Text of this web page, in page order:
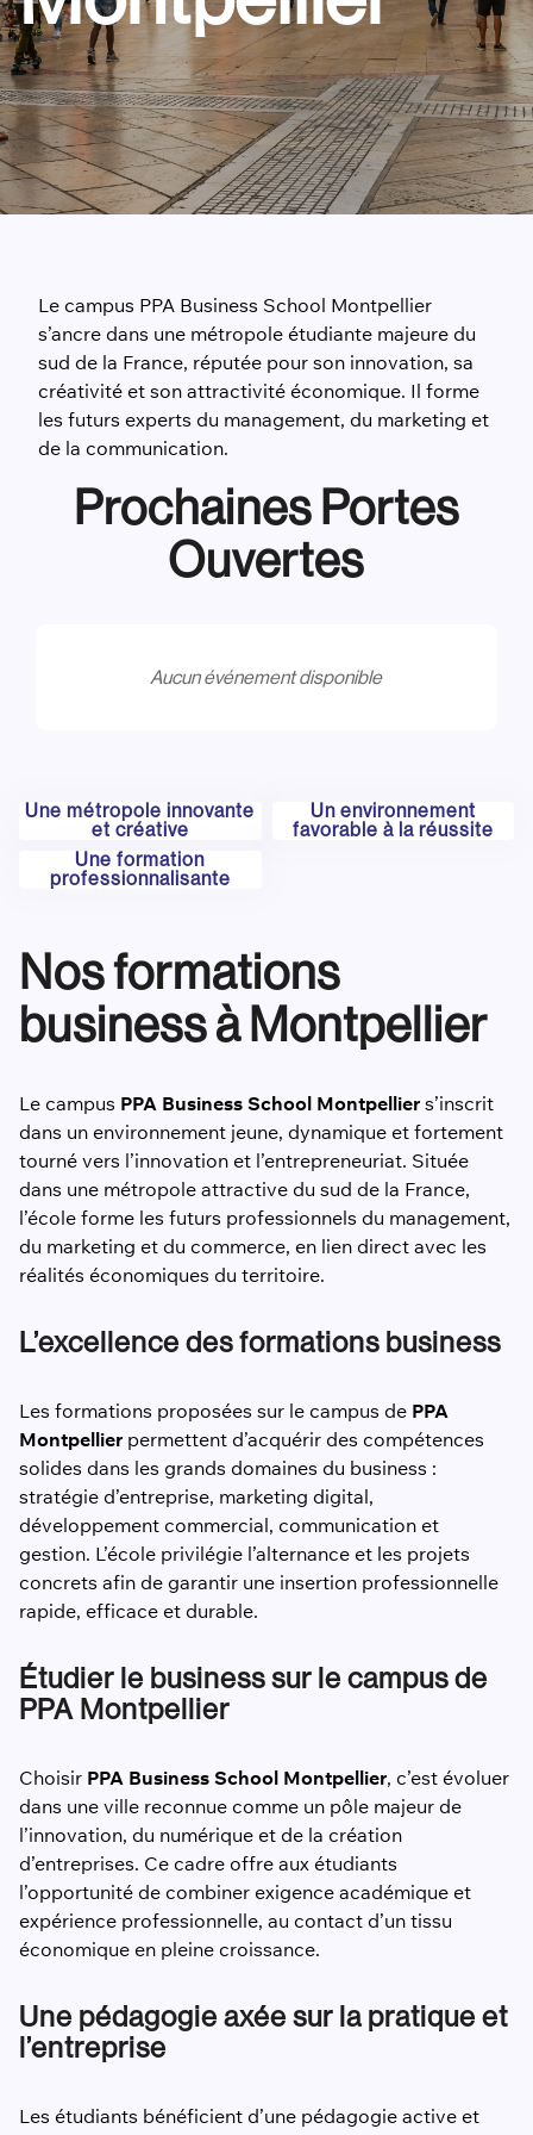
Le campus PPA Business School Montpellier
s’ancre dans une métropole étudiante majeure du
sud de la France, réputée pour son innovation, sa
créativité et son attractivité économique. Il forme
les futurs experts du management, du marketing et
de la communication.
Prochaines Portes
Ouvertes
Aucun événement disponible
Une métropole innovante
et créative
Un environnement
favorable à la réussite
Une formation
professionnalisante
Nos formations
business à Montpellier
Le campus PPA Business School Montpellier s’inscrit
dans un environnement jeune, dynamique et fortement
tourné vers l’innovation et l’entrepreneuriat. Située
dans une métropole attractive du sud de la France,
l’école forme les futurs professionnels du management,
du marketing et du commerce, en lien direct avec les
réalités économiques du territoire.
L’excellence des formations business
Les formations proposées sur le campus de PPA
Montpellier permettent d’acquérir des compétences
solides dans les grands domaines du business :
stratégie d’entreprise, marketing digital,
développement commercial, communication et
gestion. L’école privilégie l’alternance et les projets
concrets afin de garantir une insertion professionnelle
rapide, efficace et durable.
Étudier le business sur le campus de
PPA Montpellier
Choisir PPA Business School Montpellier, c’est évoluer
dans une ville reconnue comme un pôle majeur de
l’innovation, du numérique et de la création
d’entreprises. Ce cadre offre aux étudiants
l’opportunité de combiner exigence académique et
expérience professionnelle, au contact d’un tissu
économique en pleine croissance.
Une pédagogie axée sur la pratique et
l’entreprise
Les étudiants bénéficient d’une pédagogie active et